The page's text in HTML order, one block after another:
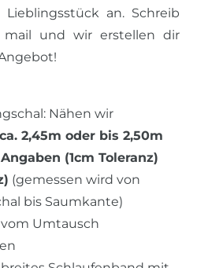
an. Schreib
mail und wir erstellen dir
Nähen wir
2,45m oder bis 2,50m
(1cm Toleranz)
(gemessen wird von
bis Saumkante)
Umtausch